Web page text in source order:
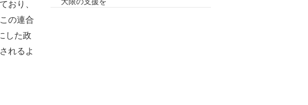
おり、
の連合
した政
れるよ